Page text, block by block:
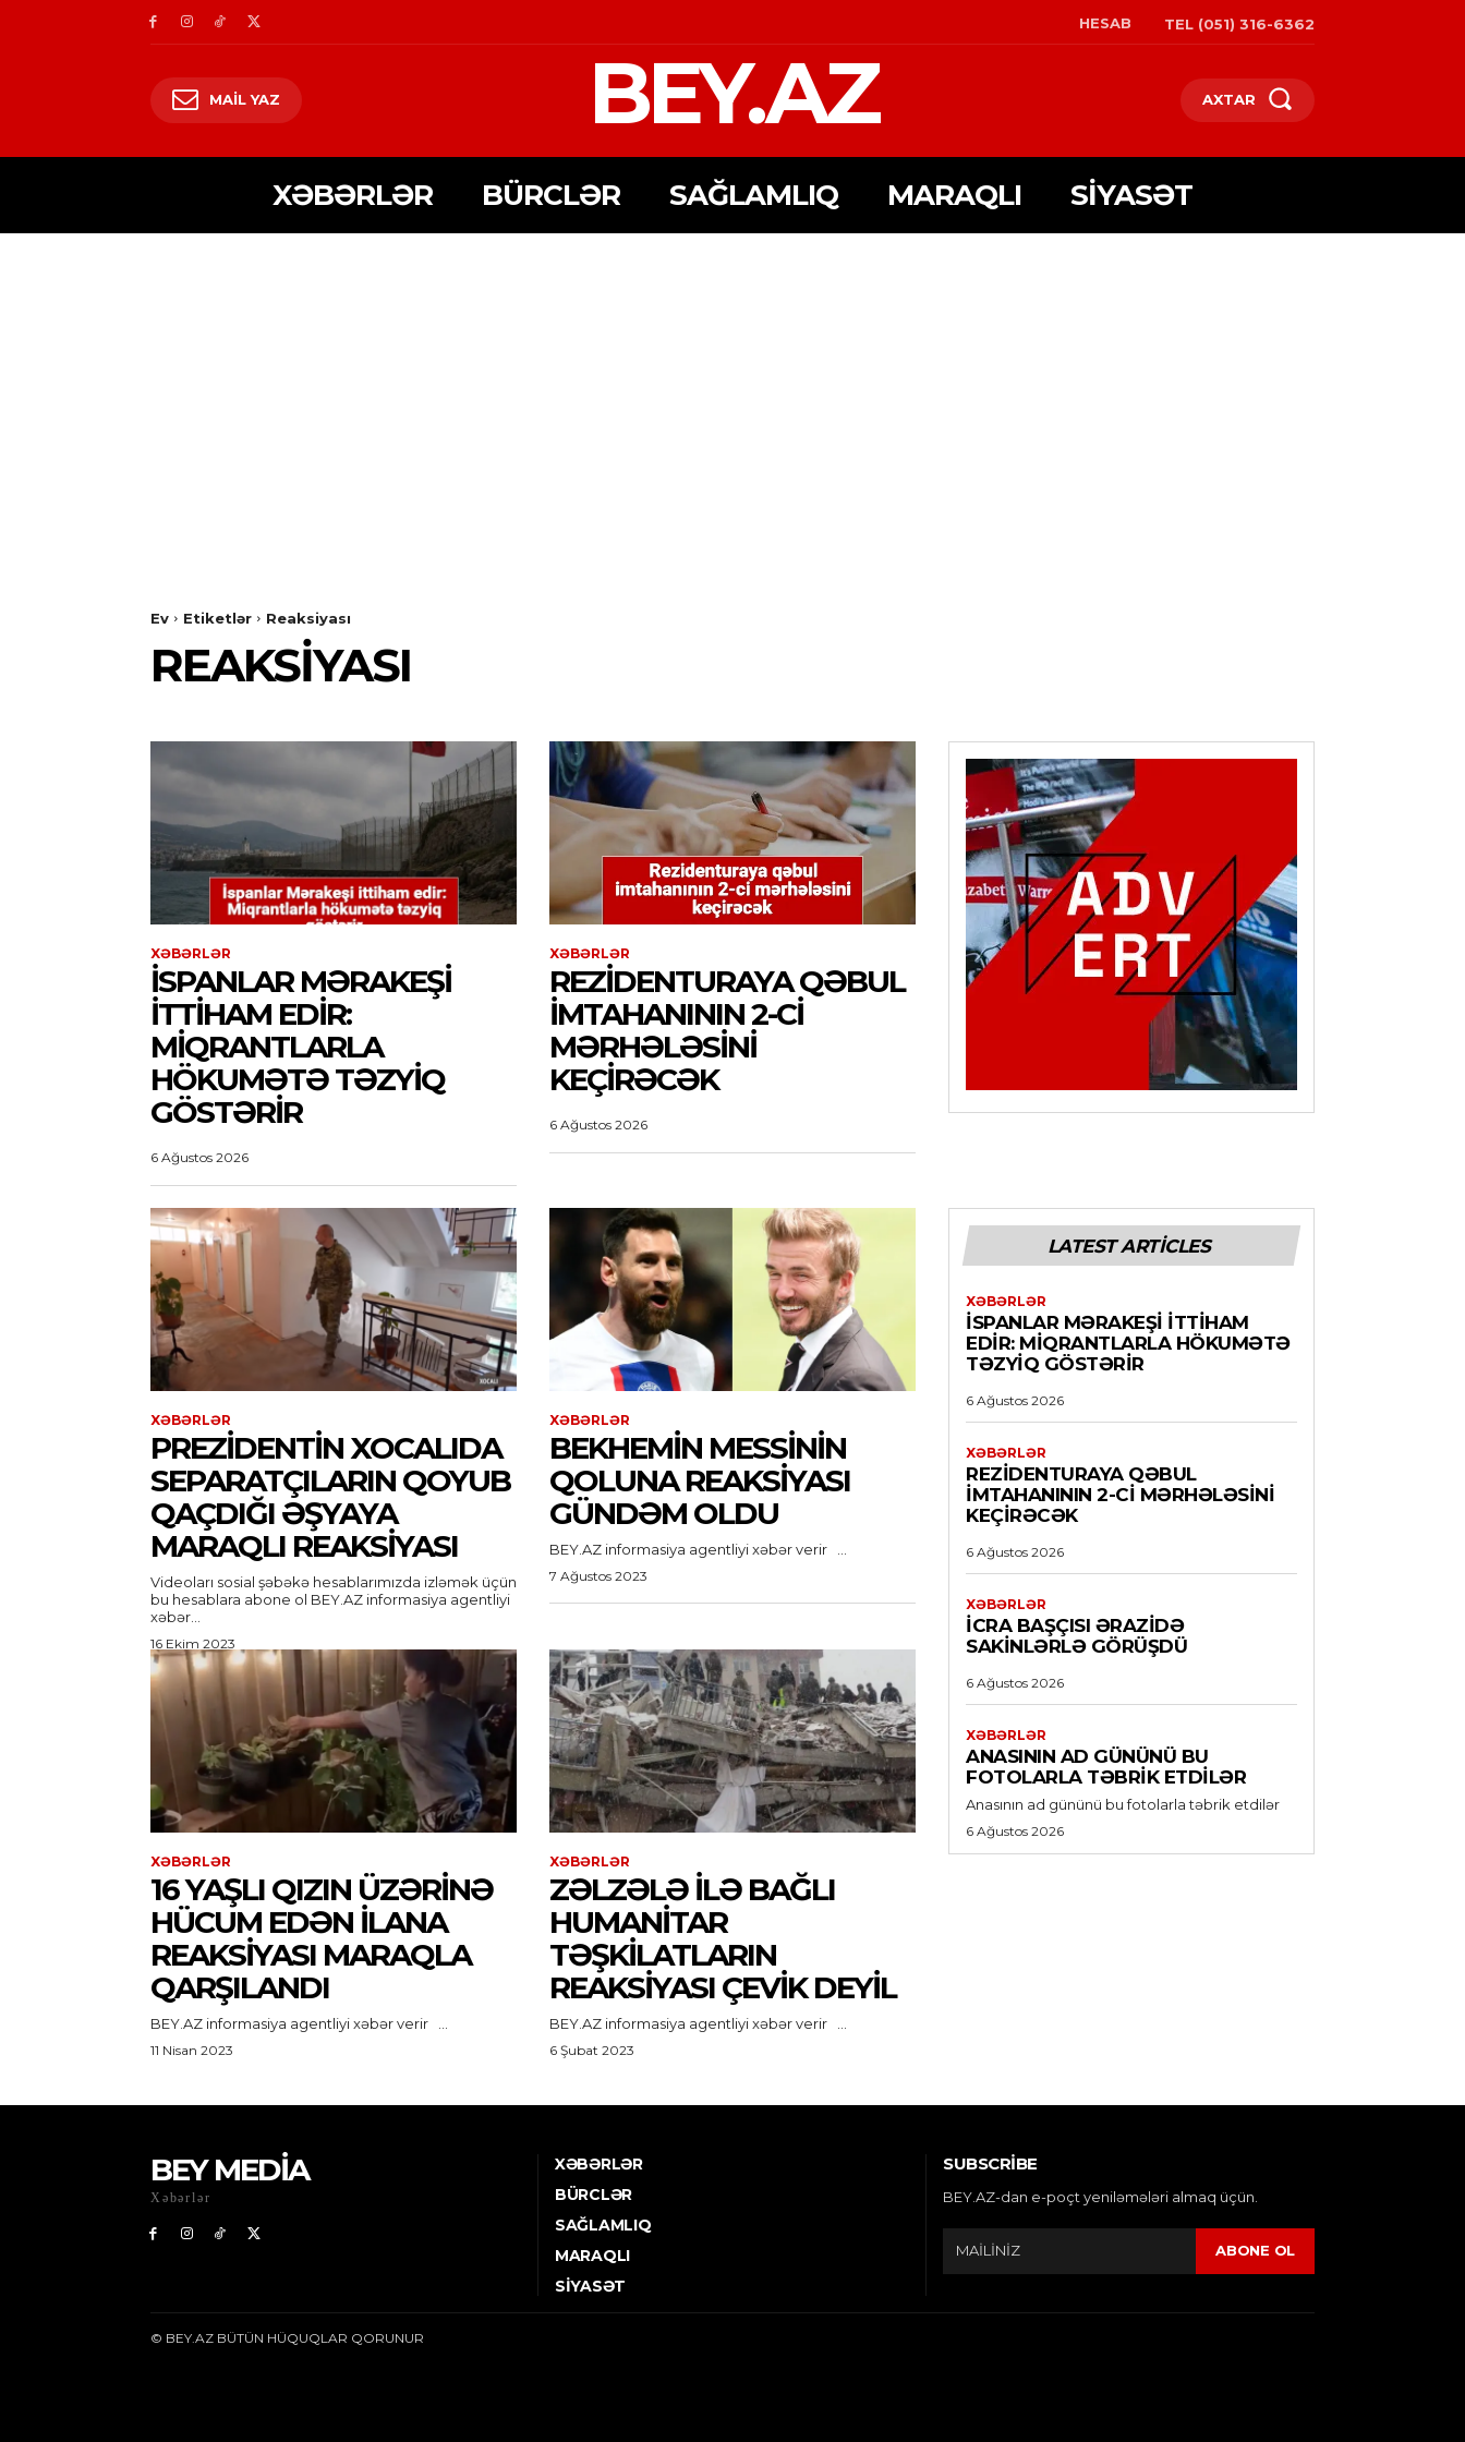
HESAB TEL (051) 316-6362
MAIL YAZ BEY.AZ AXTAR
XƏBƏRLƏR BÜRCLƏR SAĞLAMLIQ MARAQLI SIYASƏT
Ev Etiketlər Reaksiyası
REAKSIYASI
XƏBƏRLƏR
İSPANLAR MƏRAKEŞI
ITTIHAM EDIR:
MIQRANTLARLA
HÖKUMƏTƏ TƏZYIQ
GÖSTƏRIR
6 Ağustos 2026
XƏBƏRLƏR
REZIDENTURAYA QƏBUL
IMTAHANININ 2-CI
MƏRHƏLƏSINI
KEÇIRƏCƏK
6 Ağustos 2026
XƏBƏRLƏR
PREZIDENTIN XOCALIDA
SEPARATÇILARIN QOYUB
QAÇDIĞI ƏŞYAYA
MARAQLI REAKSIYASI
Videoları sosial şəbəkə hesablarımızda izləmək üçün
bu hesablara abone ol BEY.AZ informasiya agentliyi
xəbər...
16 Ekim 2023
XƏBƏRLƏR
BEKHEMIN MESSININ
QOLUNA REAKSIYASI
GÜNDƏM OLDU
7 Ağustos 2023
XƏBƏRLƏR
16 YAŞLI QIZIN ÜZƏRINƏ
HÜCUM EDƏN ILANA
REAKSIYASI MARAQLA
QARŞILANDI
11 Nisan 2023
XƏBƏRLƏR
ZƏLZƏLƏ ILƏ BAĞLI
HUMANITAR
TƏŞKILATLARIN
REAKSIYASI ÇEVIK DEYIL
6 Şubat 2023
LATEST ARTICLES
XƏBƏRLƏR
İSPANLAR MƏRAKEŞI ITTIHAM
EDIR: MIQRANTLARLA HÖKUMƏTƏ
TƏZYIQ GÖSTƏRIR
6 Ağustos 2026
XƏBƏRLƏR
REZIDENTURAYA QƏBUL
IMTAHANININ 2-CI MƏRHƏLƏSINI
KEÇIRƏCƏK
6 Ağustos 2026
XƏBƏRLƏR
İCRA BAŞÇISI ƏRAZIDƏ
SAKINLƏRLƏ GÖRÜŞDÜ
6 Ağustos 2026
XƏBƏRLƏR
ANASININ AD GÜNÜNÜ BU
FOTOLARLA TƏBRIK ETDILƏR
Anasının ad gününü bu fotolarla təbrik etdilər
6 Ağustos 2026
BEY MEDİA
Xəbərlər
XƏBƏRLƏR
BÜRCLƏR
SAĞLAMLIQ
MARAQLI
SIYASƏT
SUBSCRIBE
BEY.AZ-dan e-poçt yeniləmələri almaq üçün.
ABONE OL
© BEY.AZ BÜTÜN HÜQUQLAR QORUNUR